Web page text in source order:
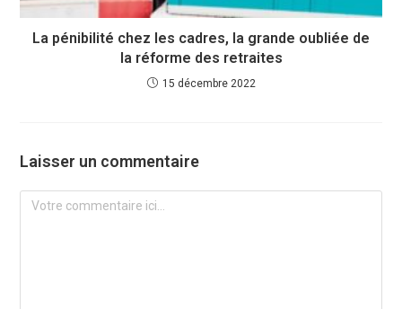
La pénibilité chez les cadres, la grande oubliée de
la réforme des retraites
15 décembre 2022
Laisser un commentaire